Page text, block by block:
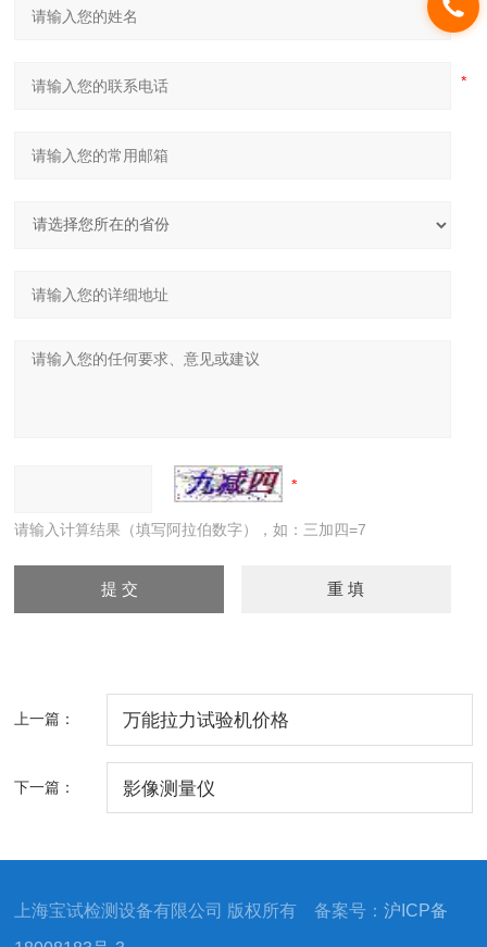
请输入计算结果（填写阿拉伯数字），如：三加四=7
上一篇： 万能拉力试验机价格
下一篇： 影像测量仪
上海宝试检测设备有限公司 版权所有 备案号：沪ICP备